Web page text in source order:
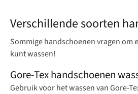
Verschillende soorten
Sommige handschoenen vragen
kunt wassen!
Gore-Tex handschoenen
Gebruik voor het wassen van Gore-